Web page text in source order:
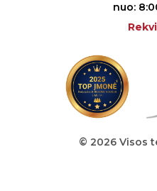
nuo:
© 2026 Visos